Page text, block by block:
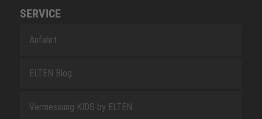
SERVICE
Anfahrt
ELTEN Blog
Vermessung KIDS by ELTEN